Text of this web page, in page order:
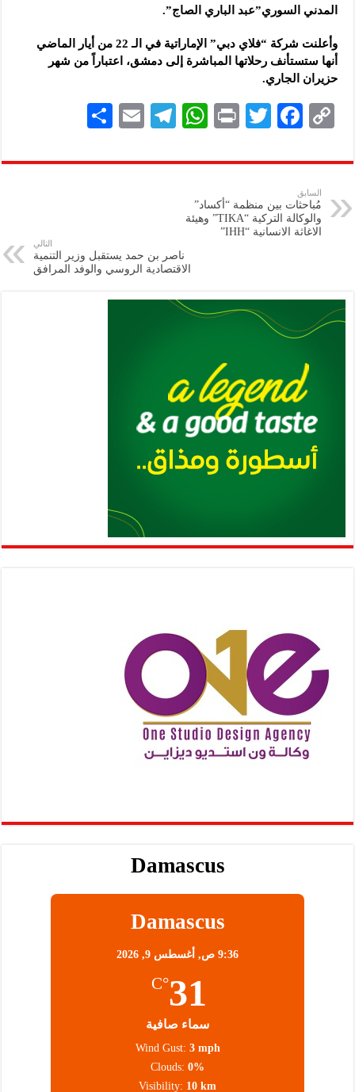
المدني السوري”عبد الباري الصاج”.
وأعلنت شركة “فلاي دبي” الإماراتية في الـ 22 من أيار الماضي
أنها ستستأنف رحلاتها المباشرة إلى دمشق، اعتباراً من شهر
حزيران الجاري.
C
p
y
Li
n
F
eb
k
T
tt
er
P
nt
W
at
p
Te
gr
E
ai
ar
السابق
مُباحثات بين منظمة “أكساد”
والوكالة التركية “TIKA” وهيئة
الاغاثة الانسانية “IHH”
التالي
ناصر بن حمد يستقبل وزير التنمية
الاقتصادية الروسي والوفد المرافق
Damascus
Damascus
9:36 ص, أغسطس 9, 2026
31
°C
سماء صافية
Wind Gust: 3 mph
Clouds: 0%
Visibility: 10 km